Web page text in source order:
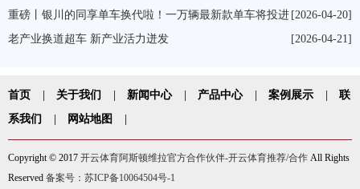
[2026-04-20]
重磅丨银川的同享单车换代啦！一万辆最新款单车将投进
到这儿！
[2026-04-21]
老产业换道超车 新产业活力迸发
首页 | 关于我们 | 新闻中心 | 产品中心 | 案例展示 |
联
系我们
| 网站地图 |
Copyright © 2017 开云体育阿斯顿维拉官方合作伙伴-开云体育推荐/合作 All Rights
Reserved 备案号：苏ICP备10064504号-1